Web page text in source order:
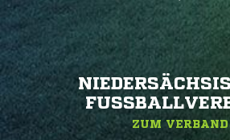
ZUM VERBAND